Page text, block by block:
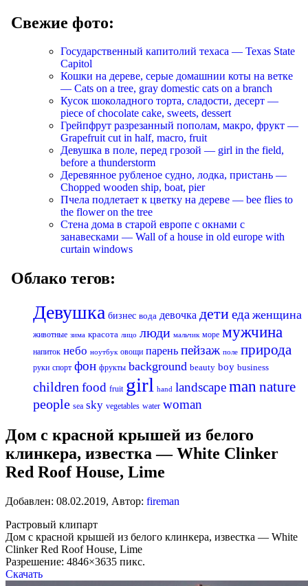
Свежие фото:
Государственный капитолий техаса — Texas State
Capitol
Кошки на дереве, серые домашнии коты на ветке
— Cats on a tree, gray domestic cats on a branch
Кусок шоколадного торта, сладости, десерт —
piece of chocolate cake, sweets, dessert
Грейпфрут разрезанный пополам, макро, фрукт —
Grapefruit cut in half, macro, fruit
Девушка в поле, перед грозой — girl in the field,
before a thunderstorm
Деревянное рубленое судно, лодка, пристань —
Chopped wooden ship, boat, pier
Пчела подлетает к цветку на дереве — bee flies to
the flower on the tree
Стена дома в старой европе с окнами с
занавесками — Wall of a house in old europe with
curtain windows
Облако тегов:
Девушка бизнес вода девочка детиеда женщина
животные зима красота лицо люди мальчик море мужчина
напиток небо ноутбук овощи парень пейзаж поле природа
руки спорт фон фрукты background beauty boy business
childrenfood fruit girl hand landscapeman nature
people sea sky vegetables water woman
Дом с красной крышей из белого
клинкера, известка — White Clinker
Red Roof House, Lime
Добавлен: 08.02.2019, Автор: fireman
Растровый клипарт
Дом с красной крышей из белого клинкера, известка — White
Clinker Red Roof House, Lime
Разрешение: 4846×3635 пикс.
Скачать